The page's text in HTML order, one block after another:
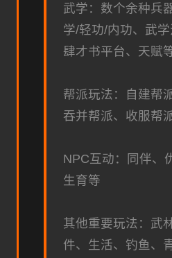
武学：数个余种兵
学/轻功/内功、武学
肆才书平台、天赋
帮派玩法：自建帮
吞并帮派、收服帮
NPC互动：同伴、
生育等
其他重要玩法：武
件、生活、钓鱼、